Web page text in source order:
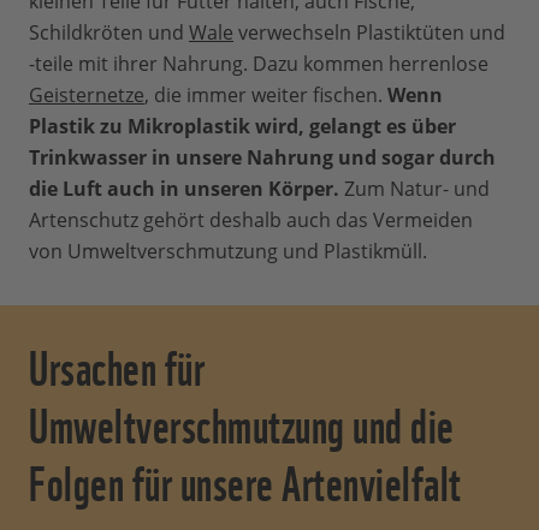
Schildkröten und Wale verwechseln Plastiktüten und
-teile mit ihrer Nahrung. Dazu kommen herrenlose
Geisternetze, die immer weiter fischen. Wenn
Plastik zu Mikroplastik wird, gelangt es über
Trinkwasser in unsere Nahrung und sogar durch
die Luft auch in unseren Körper. Zum Natur- und
Artenschutz gehört deshalb auch das Vermeiden
von Umweltverschmutzung und Plastikmüll.
Ursachen für
Umweltverschmutzung und die
Folgen für unsere Artenvielfalt